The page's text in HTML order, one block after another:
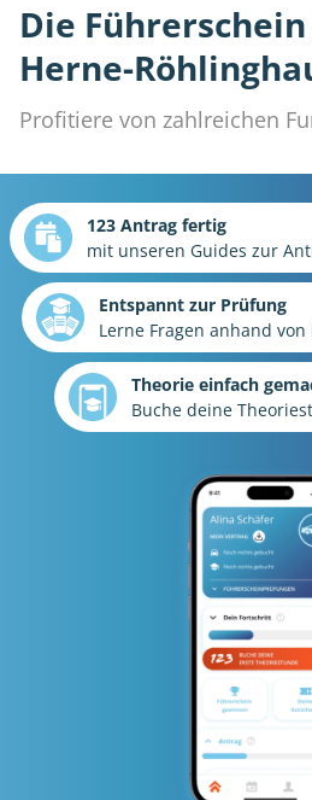
Die
Herne-
Profitiere von zahlreichen
123 Antrag fertig
mit unseren Guides zur
Entspannt zur Prüfung
Lerne Fragen anhand
Theorie einfach
Buche deine